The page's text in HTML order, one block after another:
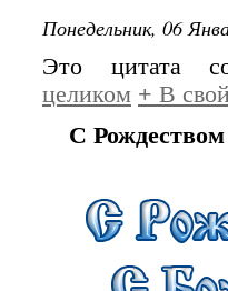
Понедельник, 06
Это цитата
целиком + В
С